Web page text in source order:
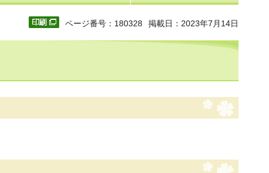
ページ番号：180328 掲載日：2023年7月14日